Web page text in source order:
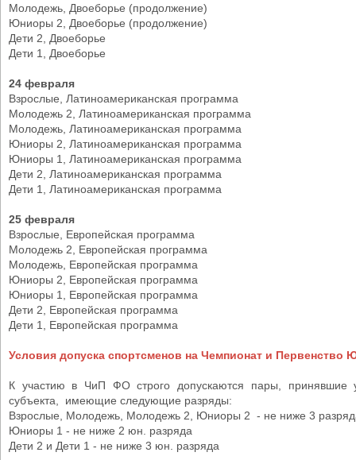
Молодежь, Двоеборье (продолжение)
Юниоры 2, Двоеборье (продолжение)
Дети 2, Двоеборье
Дети 1, Двоеборье
24 февраля
Взрослые, Латиноамериканская программа
Молодежь 2, Латиноамериканская программа
Молодежь, Латиноамериканская программа
Юниоры 2, Латиноамериканская программа
Юниоры 1, Латиноамериканская программа
Дети 2, Латиноамериканская программа
Дети 1, Латиноамериканская программа
25 февраля
Взрослые, Европейская программа
Молодежь 2, Европейская программа
Молодежь, Европейская программа
Юниоры 2, Европейская программа
Юниоры 1, Европейская программа
Дети 2, Европейская программа
Дети 1, Европейская программа
Условия допуска спортсменов на Чемпионат и
К участию в ЧиП ФО строго допускаются пары, принявшие
субъекта, имеющие следующие разряды:
Взрослые, Молодежь, Молодежь 2, Юниоры 2 - не ниже 3
Юниоры 1 - не ниже 2 юн. разряда
Дети 2 и Дети 1 - не ниже 3 юн. разряда